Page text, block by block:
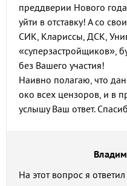
преддверии Нового
уйти в отставку! А со
СИК, Клариссы, ДСК,
«суперзастройщиков»,
без Вашего участия!
Наивно полагаю, что
око всех цензоров, и в
услышу Ваш ответ.
На этот вопрос я